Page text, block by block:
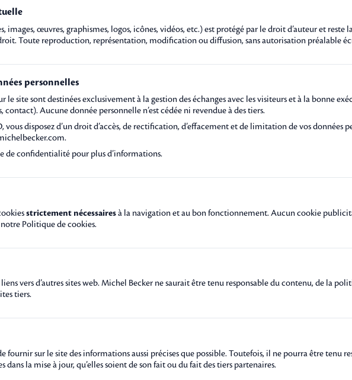
images, œuvres, graphismes, logos, icônes, vidéos, etc.) est protégé par le droit d’auteur et reste
droit. Toute reproduction, représentation, modification ou diffusion, sans autorisation préalable
personnelles
le site sont destinées exclusivement à la gestion des échanges avec les visiteurs et à la bonne
contact). Aucune donnée personnelle n’est cédée ni revendue à des tiers.
vous disposez d’un droit d’accès, de rectification, d’effacement et de limitation de vos données
.
de confidentialité pour plus d’informations.
strictement nécessairesà la navigation et au bon fonctionnement. Aucun cookie
notre Politique de cookies.
vers d’autres sites web. Michel Becker ne saurait être tenu responsable du contenu, de la
tiers.
fournir sur le site des informations aussi précises que possible. Toutefois, il ne pourra être tenu
dans la mise à jour, qu’elles soient de son fait ou du fait des tiers partenaires.